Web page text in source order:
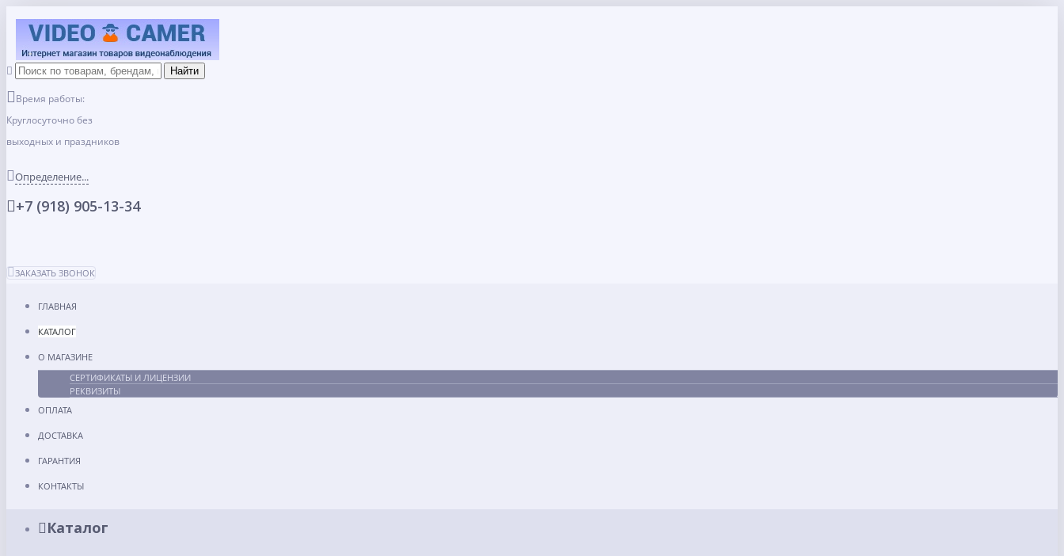
Время работы:
Круглосуточно без
выходных и праздников
Определение...
+7 (918) 905-13-34
ЗАКАЗАТЬ ЗВОНОК
ГЛАВНАЯ
КАТАЛОГ
О МАГАЗИНЕ
СЕРТИФИКАТЫ И ЛИЦЕНЗИИ
РЕКВИЗИТЫ
ОПЛАТА
ДОСТАВКА
ГАРАНТИЯ
КОНТАКТЫ
Каталог